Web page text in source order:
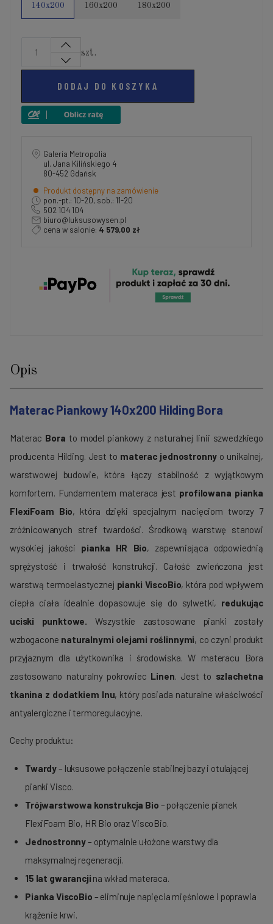
140x200 160x200 180x200
szt.
DODAJ DO KOSZYKA
Galeria Metropolia
ul. Jana Kilińskiego 4
80-452 Gdańsk
Produkt dostępny na zamówienie
pon.-pt.: 10-20, sob.: 11-20
502 104 104
biuro@luksusowysen.pl
cena w salonie: 4 579,00 zł
Opis
Materac Piankowy 140x200 Hilding Bora
Materac Bora to model piankowy z naturalnej linii szwedzkiego
producenta Hilding. Jest to materac jednostronny o unikalnej,
warstwowej budowie, która łączy stabilność z wyjątkowym
komfortem. Fundamentem materaca jest profilowana pianka
FlexiFoam Bio, która dzięki specjalnym nacięciom tworzy 7
zróżnicowanych stref twardości. Środkową warstwę stanowi
wysokiej jakości pianka HR Bio, zapewniająca odpowiednią
sprężystość i trwałość konstrukcji. Całość zwieńczona jest
warstwą termoelastycznej pianki ViscoBio, która pod wpływem
ciepła ciała idealnie dopasowuje się do sylwetki, redukując
uciski punktowe. Wszystkie zastosowane pianki zostały
wzbogacone naturalnymi olejami roślinnymi, co czyni produkt
przyjaznym dla użytkownika i środowiska. W materacu Bora
zastosowano naturalny pokrowiec Linen. Jest to szlachetna
tkanina z dodatkiem lnu, który posiada naturalne właściwości
antyalergiczne i termoregulacyjne.
Cechy produktu:
Twardy– luksusowe połączenie stabilnej bazy i otulającej
pianki Visco.
Trójwarstwowa konstrukcja Bio – połączenie pianek
FlexiFoam Bio, HR Bio oraz ViscoBio.
Jednostronny– optymalnie ułożone warstwy dla
maksymalnej regeneracji.
15 lat gwarancji na wkład materaca.
Pianka ViscoBio – eliminuje napięcia mięśniowe i poprawia
krążenie krwi.